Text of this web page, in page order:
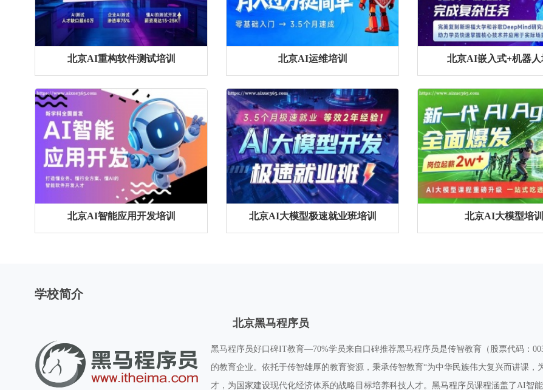
北京AI重构软件测试培训 北京AI运维培训 北京AI嵌入式+机器人
北京AI智能应用开发培训 北京AI大模型极速就业班培训 北京AI大模型培训
学校简介
北京黑马程序员
黑马程序员好口碑IT教育—70%学员来自口碑推荐黑马程序员是传智教育（股票代码：
的教育企业。依托于传智雄厚的教育资源，秉承传智教育“为中华民族伟大复兴而讲课
才，为国家建设现代化经济体系的战略目标培养科技人才。黑马程序员课程涵盖了AI智